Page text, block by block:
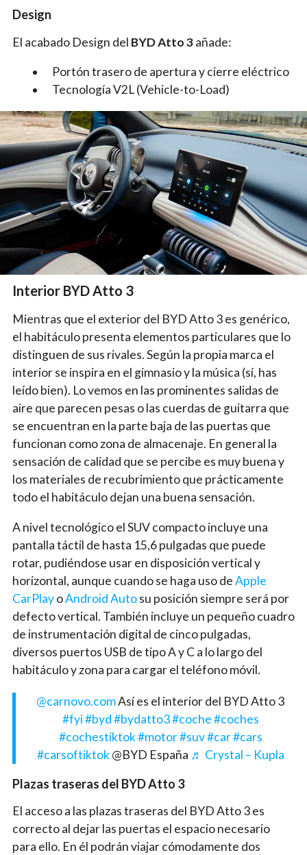
Design
El acabado Design del BYD Atto 3añade:
Portón trasero de apertura y cierre eléctrico
Tecnología V2L (Vehicle-to-Load)
Interior BYD Atto 3
Mientras que el exterior del BYD Atto 3 es genérico,
el habitáculo presenta elementos particulares que lo
distinguen de sus rivales. Según la propia marca el
interior se inspira en el gimnasio y la música (sí, has
leído bien). Lo vemos en las prominentes salidas de
aire que parecen pesas o las cuerdas de guitarra que
se encuentran en la parte baja de las puertas que
funcionan como zona de almacenaje. En general la
sensación de calidad que se percibe es muy buena y
los materiales de recubrimiento que prácticamente
todo el habitáculo dejan una buena sensación.
A nivel tecnológico el SUV compacto incluye una
pantalla táctil de hasta 15,6 pulgadas que puede
rotar, pudiéndose usar en disposición vertical y
horizontal, aunque cuando se haga uso deApple
CarPlayoAndroid Autosu posición siempre será por
defecto vertical. También incluye un pequeño cuadro
de instrumentación digital de cinco pulgadas,
diversos puertos USB de tipo A y C a lo largo del
habitáculo y zona para cargar el teléfono móvil.
@carnovo.comAsí es el interior del BYD Atto 3
#fyi#byd#bydatto3#coche#coches
#cochestiktok#motor#suv#car#cars
#carsoftiktok@BYD España ♬ Crystal – Kupla
Plazas traseras del BYD Atto 3
El acceso a las plazas traseras del BYD Atto 3 es
correcto al dejar las puertas el espacio necesario
para ello. En él podrán viajar cómodamente dos